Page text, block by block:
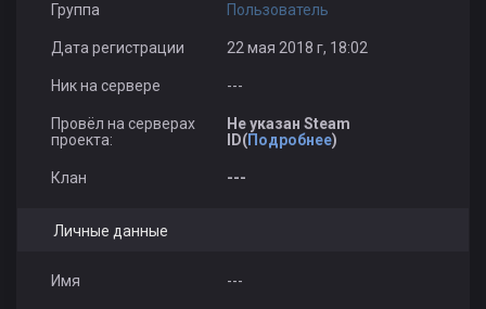
Группа Пользователь
Дата регистрации 22 мая 2018 г, 18:02
Ник на сервере ---
Провёл на серверах
проекта:
Не указан Steam
ID(Подробнее)
Клан ---
Личные данные
Имя ---